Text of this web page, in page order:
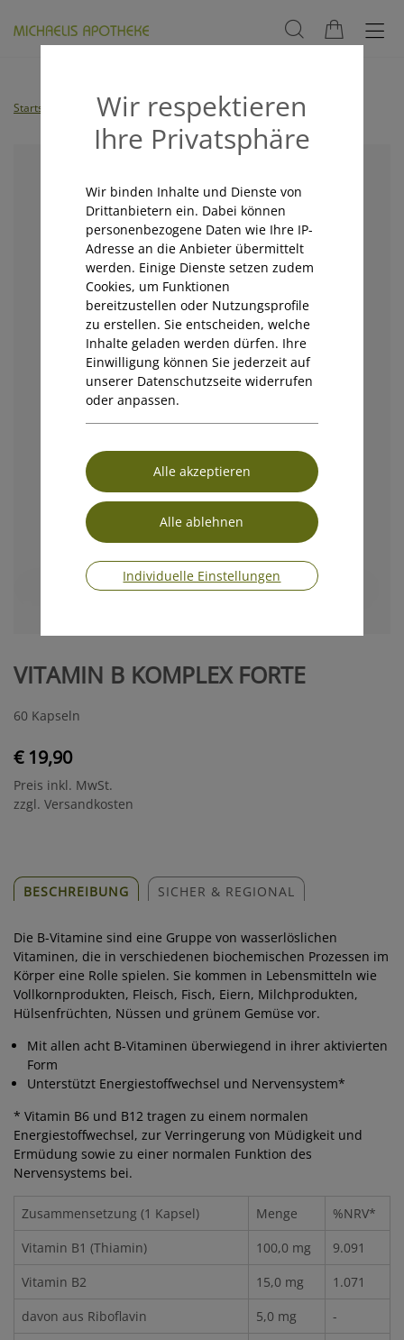
Startseite Shop Michaelis Micro VITAMIN B KOMPLEX FORTE
VITAMIN B KOMPLEX FORTE
60 Kapseln
€ 19,90
Preis inkl. MwSt.
zzgl. Versandkosten
BESCHREIBUNG SICHER & REGIONAL
Die B-Vitamine sind eine Gruppe von wasserlöslichen
Vitaminen, die in verschiedenen biochemischen Prozessen im
Körper eine Rolle spielen. Sie kommen in Lebensmitteln wie
Vollkornprodukten, Fleisch, Fisch, Eiern, Milchprodukten,
Hülsenfrüchten, Nüssen und grünem Gemüse vor.
Mit allen acht B-Vitaminen überwiegend in ihrer aktivierten
Form
Unterstützt Energiestoffwechsel und Nervensystem*
* Vitamin B6 und B12 tragen zu einem normalen
Energiestoffwechsel, zur Verringerung von Müdigkeit und
Ermüdung sowie zu einer normalen Funktion des
Nervensystems bei.
Zusammensetzung (1 Kapsel) Menge
%NRV*
Vitamin B1 (Thiamin)
100,0 mg
9.091
Vitamin B2
15,0 mg
1.071
davon aus Riboflavin
5,0 mg
-
Wir respektieren
Ihre Privatsphäre
Wir binden Inhalte und Dienste von
Drittanbietern ein. Dabei können
personenbezogene Daten wie Ihre IP-
Adresse an die Anbieter übermittelt
werden. Einige Dienste setzen zudem
Cookies, um Funktionen
bereitzustellen oder Nutzungsprofile
zu erstellen. Sie entscheiden, welche
Inhalte geladen werden dürfen. Ihre
Einwilligung können Sie jederzeit auf
unserer Datenschutzseite widerrufen
oder anpassen.
Individuelle Einstellungen